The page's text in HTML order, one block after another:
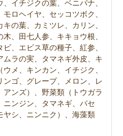
イチジクの葉、ベニバナ、
ロヘイヤ、セッコツボク、
の葉、カミツレ、カリン、
、田七人参、キキョウ根、
、エビス草の種子、紅参、
ムラの実、タマネギ外皮、キ
メ、キンカン、イチジク、
ンゴ、グレープ、メロン、レ
ンズ）、野菜類（トウガラ
ニンジン、タマネギ、パセ
ヤシ、ニンニク）、海藻類